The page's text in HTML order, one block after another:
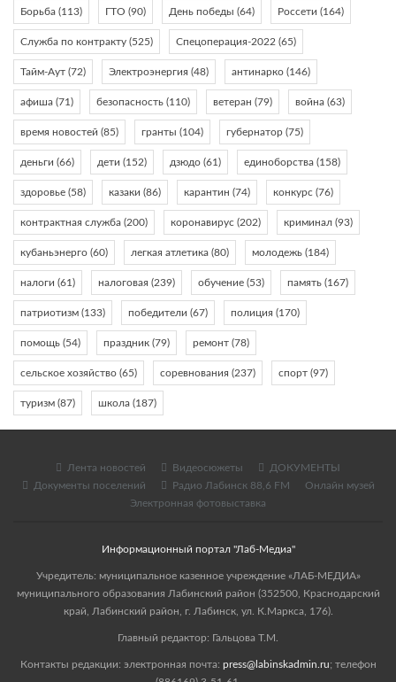
Борьба (113) ГТО (90) День победы (64) Россети (164)
Служба по контракту (525) Спецоперация-2022 (65)
Тайм-Аут (72) Электроэнергия (48) антинарко (146)
афиша (71) безопасность (110) ветеран (79) война (63)
время новостей (85) гранты (104) губернатор (75)
деньги (66) дети (152) дзюдо (61) единоборства (158)
здоровье (58) казаки (86) карантин (74) конкурс (76)
контрактная служба (200) коронавирус (202) криминал (93)
кубаньэнерго (60) легкая атлетика (80) молодежь (184)
налоги (61) налоговая (239) обучение (53) память (167)
патриотизм (133) победители (67) полиция (170)
помощь (54) праздник (79) ремонт (78)
сельское хозяйство (65) соревнования (237) спорт (97)
туризм (87) школа (187)
Лента новостей Видеосюжеты
ДОКУМЕНТЫ
Документы поселений
Радио Лабинск 88,6 FM
Онлайн музей
Электронная фотовыставка
Информационный портал "Лаб-Медиа"
Учредитель: муниципальное казенное учреждение «ЛАБ-МЕДИА»
муниципального образования Лабинский район (352500, Краснодарский
край, Лабинский район, г. Лабинск, ул. К.Маркса, 176).
Главный редактор: Гальцова Т.М.
Контакты редакции: электронная почта: press@labinskadmin.ru; телефон